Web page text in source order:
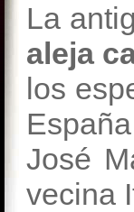
La
aleja
los
José
vecina